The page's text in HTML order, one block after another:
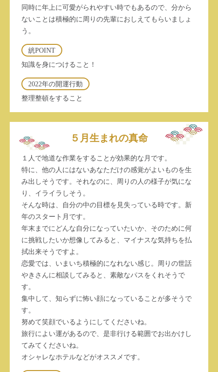
同時に年上に可愛がられやすい時でもあるので、分から
ないことは積極的に周りの先輩におしえてもらいましょ
う。
絖POINT
知識を身につけること！
2022年の開運行動
整理整頓をすること
５月生まれの真命
１人で地道な作業をすることが効果的な月です。
特に、他の人にはないあなただけの感覚がよいものを生
み出しそうです。それなのに、周りの人の様子が気にな
り、イライラしそう。
そんな時は、自分の中の目標を見失っている時です。新
年のスタート月です。
年末までにどんな自分になっていたいか、そのために何
に挑戦したいか想像してみると、マイナスな気持ちを払
拭出来そうですよ。
恋愛では、いまいち積極的になれない感じ。周りの世話
やきさんに相談してみると、素敵なパスをくれそうで
す。
集中して、知らずに怖い顔になっていることが多そうで
す。
努めて笑顔でいるようにしてくださいね。
旅行によい運があるので、是非行ける範囲でお出かけし
てみてくださいね。
オシャレなホテルなどがオススメです。